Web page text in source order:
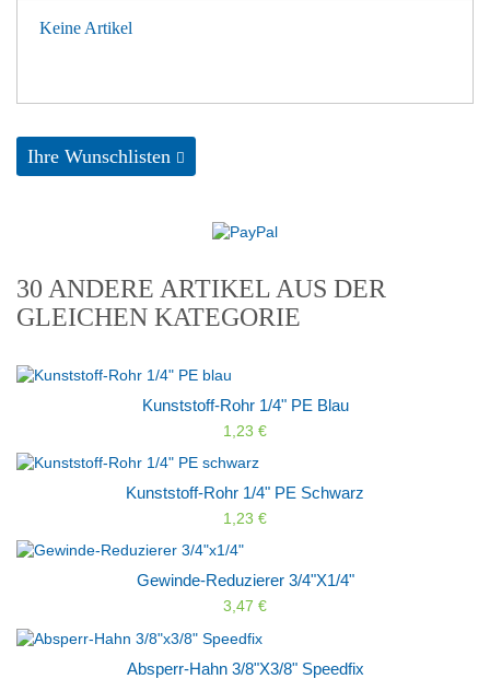
Keine Artikel
Ihre Wunschlisten
30 ANDERE ARTIKEL AUS DER
GLEICHEN KATEGORIE
Kunststoff-Rohr 1/4" PE Blau
1,23 €
Kunststoff-Rohr 1/4" PE Schwarz
1,23 €
Gewinde-Reduzierer 3/4"x1/4"
3,47 €
Absperr-Hahn 3/8"x3/8" Speedfix